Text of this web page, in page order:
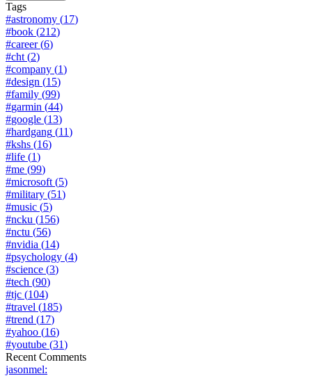
Tags
#astronomy (17)
#book (212)
#career(6)
#cht (2)
#company (1)
#design (15)
#family (99)
#garmin (44)
#google (13)
#hardgang (11)
#kshs (16)
#life (1)
#me (99)
#microsoft (5)
#military (51)
#music (5)
#ncku (156)
#nctu (56)
#nvidia (14)
#psychology (4)
#science (3)
#tech (90)
#tjc (104)
#travel (185)
#trend (17)
#yahoo (16)
#youtube (31)
Recent Comments
jasonmel: